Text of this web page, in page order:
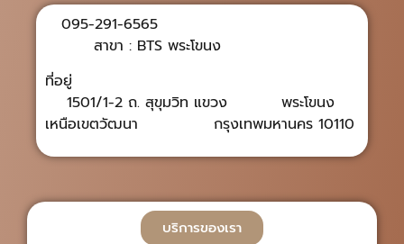
095-291-6565
สาขา : BTS พระโขนง
ที่อยู่
1501/1-2 ถ. สุขุมวิท แขวง พระโขนง
เหนือเขตวัฒนา กรุงเทพมหานคร 10110
บริการของเรา